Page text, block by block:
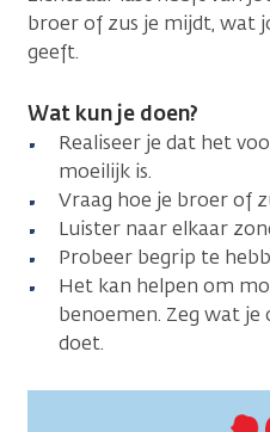
broer of zus je mijdt, wat
geeft.
Wat kun je doen?
Realiseer je dat het
moeilijk is.
Vraag hoe je broer of
Luister naar elkaar
Probeer begrip te
Het kan helpen om
benoemen. Zeg wat
doet.